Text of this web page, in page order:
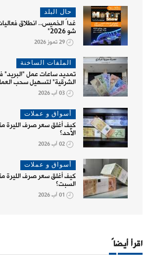
حال البلد
غداً الخميس.. انطلاق
شو 2026"
29 تموز 2026
الملفات الساخنة
تمديد ساعات عمل "البريد"
الشرقية" لتسهيل سحب
03 آب 2026
أسواق و عملات
كيف أغلق سعر صرف الليرة
الأحد؟
02 آب 2026
أسواق و عملات
كيف أغلق سعر صرف الليرة
السبت؟
01 آب 2026
اقرأ أيضاً